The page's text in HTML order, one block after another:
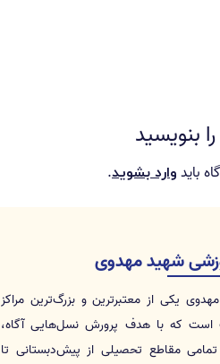
بنویسید
باید وارد بشوید.
شهید مهدوی
یکی از معتبرترین و بزرگ‌ترین مراکز
است که با هدف پرورش نسل‌هایی آگاه،
مقاطع تحصیلی از پیش‌دبستانی تا